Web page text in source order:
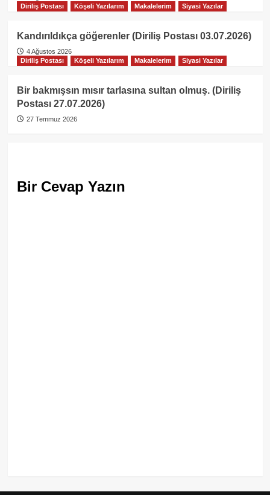
Diriliş Postası
Köşeli Yazılarım Makalelerim Siyasi Yazılar
Kandırıldıkça göğerenler (Diriliş Postası 03.07.2026)
4 Ağustos 2026
Diriliş Postası
Köşeli Yazılarım Makalelerim Siyasi Yazılar
Bir bakmışsın mısır tarlasına sultan olmuş. (Diriliş
Postası 27.07.2026)
27 Temmuz 2026
Bir Cevap Yazın